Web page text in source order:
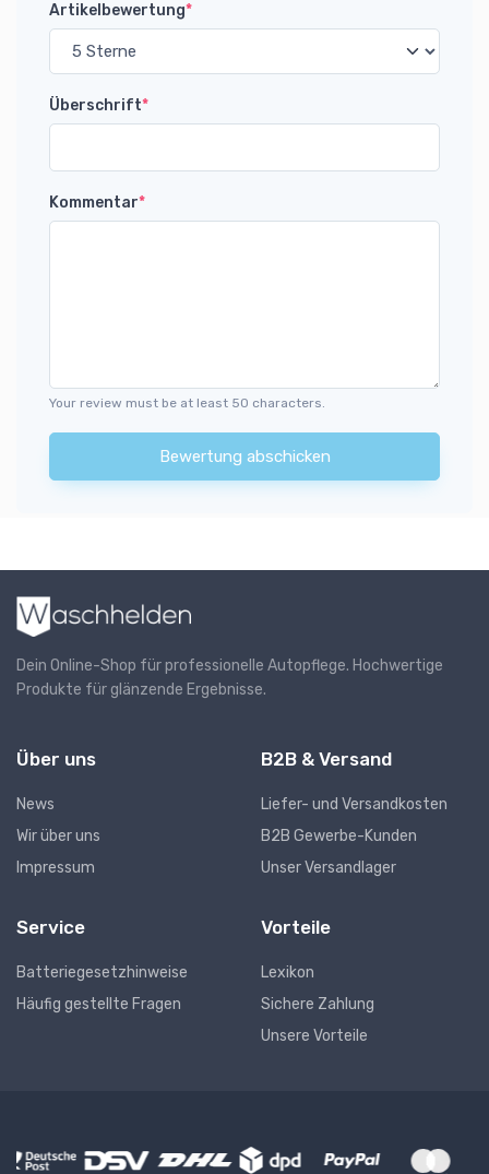
Artikelbewertung*
Überschrift*
Kommentar*
Your review must be at least 50 characters.
Bewertung abschicken
Dein Online-Shop für professionelle Autopflege. Hochwertige
Produkte für glänzende Ergebnisse.
Über uns
News
Wir über uns
Impressum
B2B & Versand
Liefer- und Versandkosten
B2B Gewerbe-Kunden
Unser Versandlager
Service
Batteriegesetzhinweise
Häufig gestellte Fragen
Vorteile
Lexikon
Sichere Zahlung
Unsere Vorteile